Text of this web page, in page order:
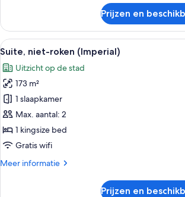
No
view)
laden
kamer,
niet-
roken
/
23sqm
No
view)
Prijzen en
Alle
foto's
voor
Suite,
niet-
roken
(Imperial)
laden
Een
3
Suite, niet-roken (Imperial)
Uitzicht op de stad
173 m²
1 slaapkamer
Max. aantal: 2
1 kingsize bed
Gratis wifi
Meer informatie
Meer
Prijzen en